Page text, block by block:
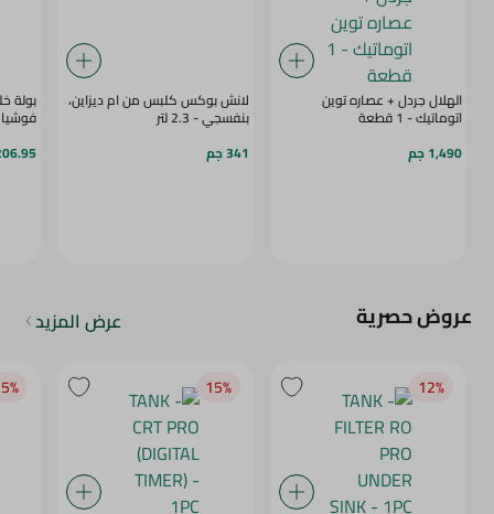
الهلال جردل + عصاره توين
اتوماتيك - 1 قطعة
1,490 جم
لانش بوكس كلبس من ام ديزاين،
بنفسجي - 2.3 لتر
341 جم
فوشيا
206.95
عروض حصرية عرض المزيد
12‎%‎
15‎%‎